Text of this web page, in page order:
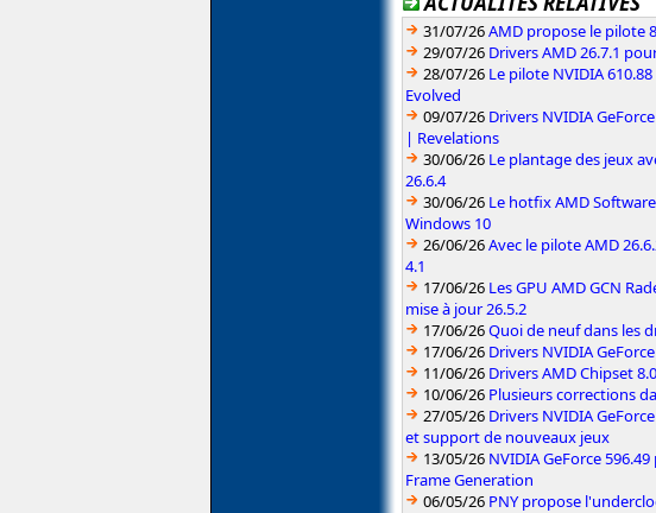
31/07/26AMD propose le pilote
29/07/26 Drivers AMD 26.7.1
28/07/26 Le pilote NVIDIA
Evolved
09/07/26 Drivers NVIDIA
| Revelations
30/06/26 Le plantage des jeux
26.6.4
30/06/26 Le hotfix AMD
Windows 10
26/06/26Avec le pilote AMD
4.1
17/06/26 Les GPU AMD GCN
mise à jour 26.5.2
17/06/26Quoi de neuf dans les
17/06/26 Drivers NVIDIA
11/06/26 Drivers AMD Chipset
10/06/26 Plusieurs corrections
27/05/26 Drivers NVIDIA
et support de nouveaux jeux
13/05/26 NVIDIA GeForce
Frame Generation
06/05/26 PNY propose